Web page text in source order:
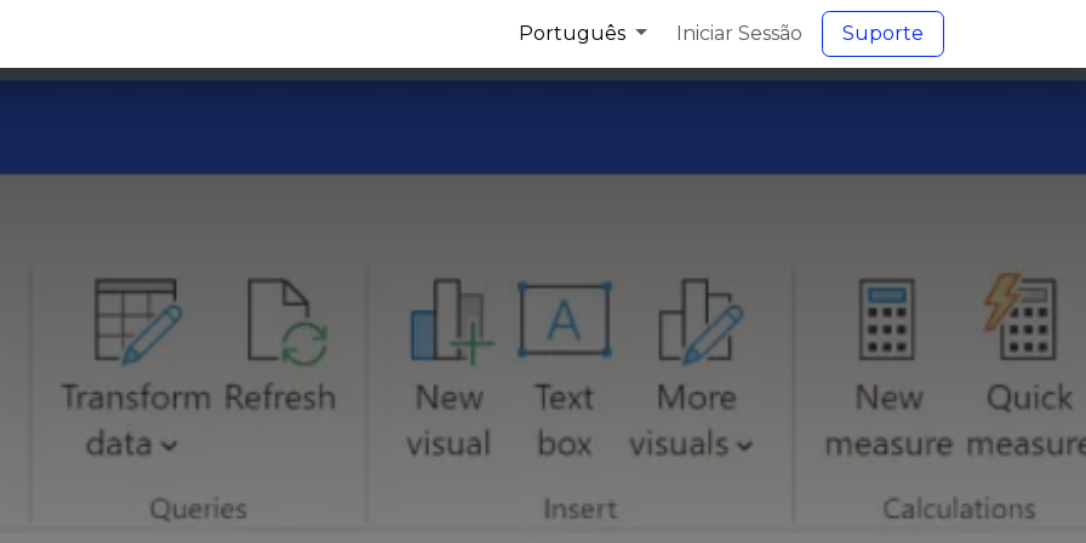
Português Iniciar Sessão S​​uporte​​